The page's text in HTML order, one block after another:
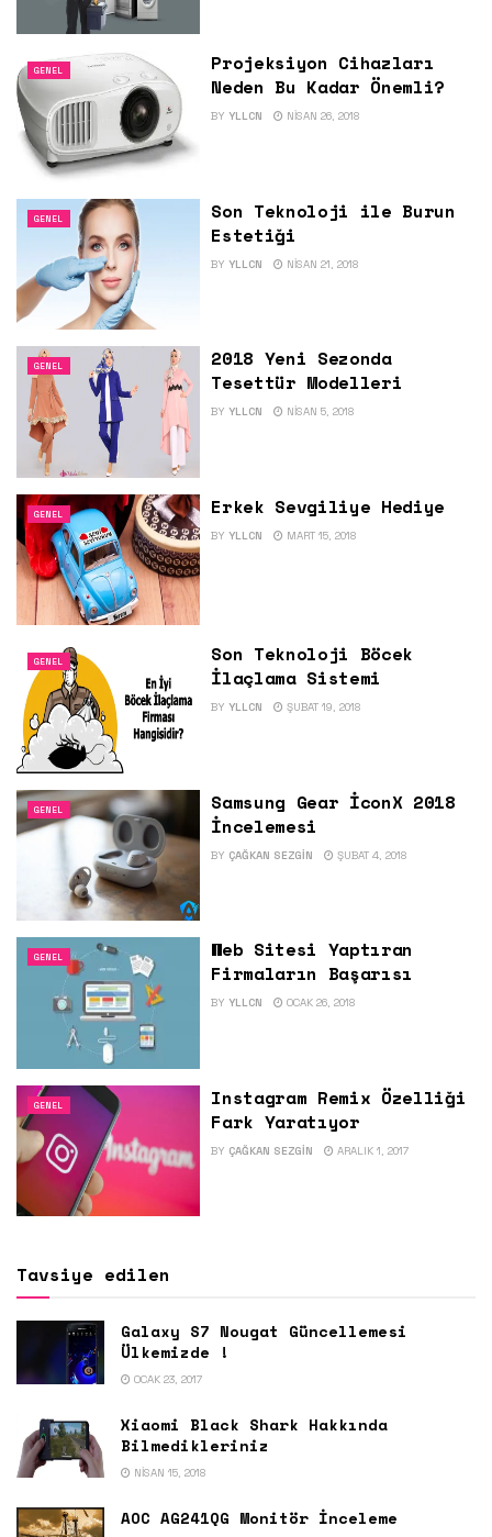
GENEL
Projeksiyon Cihazları
Neden Bu Kadar Önemli?
BY YLLCN NISAN 26, 2018
GENEL
Son Teknoloji ile Burun
Estetiği
BY YLLCN NISAN 21, 2018
GENEL
2018 Yeni Sezonda
Tesettür Modelleri
BY YLLCN NISAN 5, 2018
GENEL Erkek Sevgiliye Hediye
BY YLLCN MART 15, 2018
GENEL
Son Teknoloji Böcek
İlaçlama Sistemi
BY YLLCN ŞUBAT 19, 2018
GENEL
Samsung Gear İconX 2018
İncelemesi
BY ÇAĞKAN SEZGIN ŞUBAT 4, 2018
GENEL
Web Sitesi Yaptıran
Firmaların Başarısı
BY YLLCN OCAK 26, 2018
GENEL
Instagram Remix Özelliği
Fark Yaratıyor
BY ÇAĞKAN SEZGIN ARALIK 1, 2017
Tavsiye edilen
Galaxy S7 Nougat Güncellemesi
Ülkemizde !
OCAK 23, 2017
Xiaomi Black Shark Hakkında
Bilmedikleriniz
NISAN 15, 2018
AOC AG241QG Monitör İnceleme